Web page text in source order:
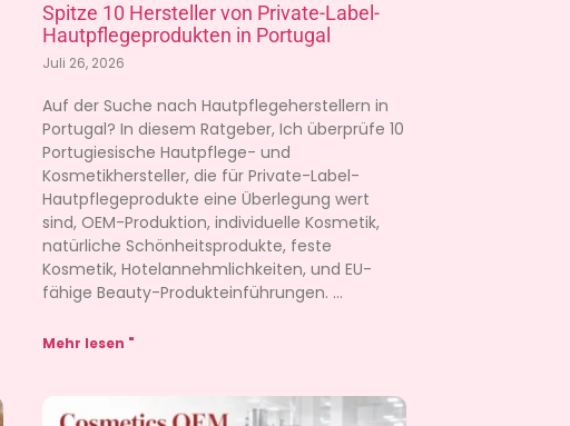
Spitze 10 Hersteller von Private-Label-
Hautpflegeprodukten in Portugal
Juli 26, 2026
Auf der Suche nach Hautpflegeherstellern in
Portugal? In diesem Ratgeber, Ich überprüfe 10
Portugiesische Hautpflege- und
Kosmetikhersteller, die für Private-Label-
Hautpflegeprodukte eine Überlegung wert
sind, OEM-Produktion, individuelle Kosmetik,
natürliche Schönheitsprodukte, feste
Kosmetik, Hotelannehmlichkeiten, und EU-
fähige Beauty-Produkteinführungen.
Mehr lesen "